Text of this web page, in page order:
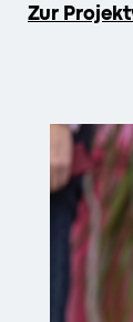
Zur